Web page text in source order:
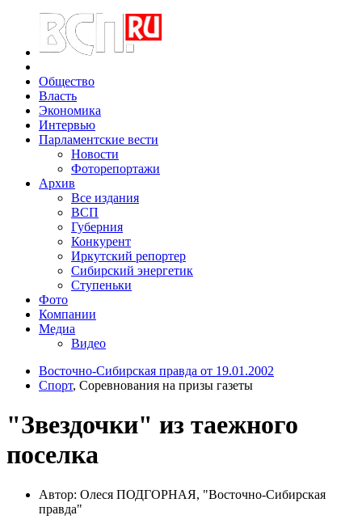
Общество
Власть
Экономика
Интервью
Парламентские вести
Новости
Фоторепортажи
Архив
Все издания
ВСП
Губерния
Конкурент
Иркутский репортер
Сибирский энергетик
Ступеньки
Фото
Компании
Медиа
Видео
Восточно-Сибирская правда от 19.01.2002
Спорт, Соревнования на призы газеты
"Звездочки" из таежного
поселка
Автор: Олеся ПОДГОРНАЯ, "Восточно-Сибирская
правда"